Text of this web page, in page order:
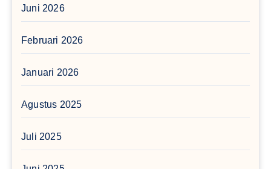
Juni 2026
Februari 2026
Januari 2026
Agustus 2025
Juli 2025